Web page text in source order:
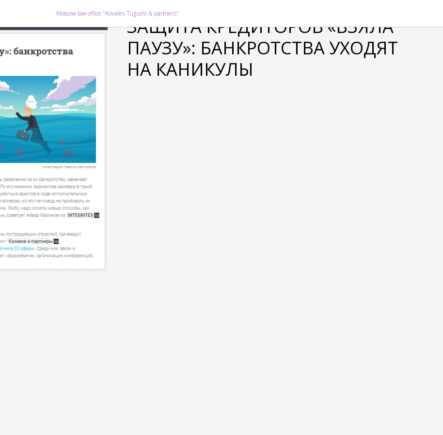
Moscow law office "Kovalev Tugushi & partners"
ЗАЩИТА КРЕДИТОРОВ «ВЗЯЛА
ПАУЗУ»: БАНКРОТСТВА УХОДЯТ
НА КАНИКУЛЫ